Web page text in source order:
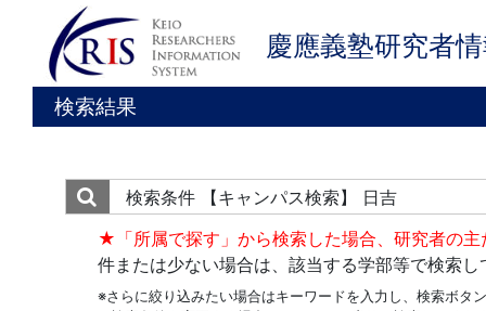
慶應義塾研究者
検索結果
検索条件
【キャンパス検索】 日吉
★「所属で探す」から検索した場合、研究者の
件または少ない場合は、該当する学部等で検索し
※さらに絞り込みたい場合はキーワードを入力し、検索ボタ